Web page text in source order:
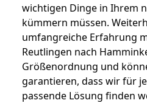
wichtigen Dinge in Ihrem
kümmern müssen.
umfangreiche Erfahrung
Reutlingen nach
Größenordnung und
garantieren, dass wir für
passende Lösung finden